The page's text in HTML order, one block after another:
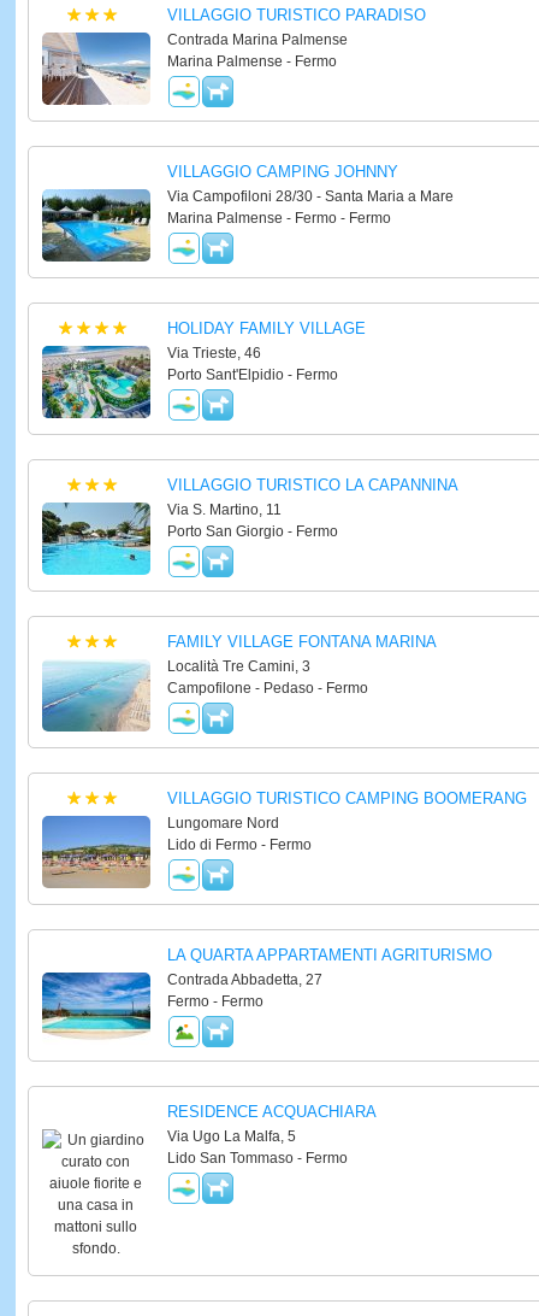
VILLAGGIO TURISTICO PARADISO
Contrada Marina Palmense
Marina Palmense - Fermo
VILLAGGIO CAMPING JOHNNY
Via Campofiloni 28/30 - Santa Maria a Mare
Marina Palmense - Fermo - Fermo
HOLIDAY FAMILY VILLAGE
Via Trieste, 46
Porto Sant'Elpidio - Fermo
VILLAGGIO TURISTICO LA CAPANNINA
Via S. Martino, 11
Porto San Giorgio - Fermo
FAMILY VILLAGE FONTANA MARINA
Località Tre Camini, 3
Campofilone - Pedaso - Fermo
VILLAGGIO TURISTICO CAMPING BOOMERANG
Lungomare Nord
Lido di Fermo - Fermo
LA QUARTA APPARTAMENTI AGRITURISMO
Contrada Abbadetta, 27
Fermo - Fermo
RESIDENCE ACQUACHIARA
Via Ugo La Malfa, 5
Lido San Tommaso - Fermo